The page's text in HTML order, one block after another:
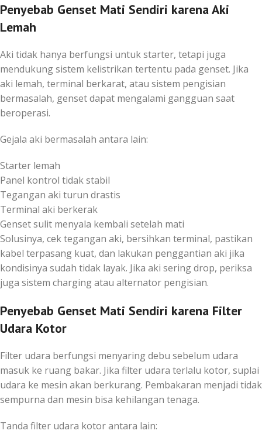
Penyebab Genset Mati Sendiri karena Aki
Lemah
Aki tidak hanya berfungsi untuk starter, tetapi juga
mendukung sistem kelistrikan tertentu pada genset. Jika
aki lemah, terminal berkarat, atau sistem pengisian
bermasalah, genset dapat mengalami gangguan saat
beroperasi.
Gejala aki bermasalah antara lain:
Starter lemah
Panel kontrol tidak stabil
Tegangan aki turun drastis
Terminal aki berkerak
Genset sulit menyala kembali setelah mati
Solusinya, cek tegangan aki, bersihkan terminal, pastikan
kabel terpasang kuat, dan lakukan penggantian aki jika
kondisinya sudah tidak layak. Jika aki sering drop, periksa
juga sistem charging atau alternator pengisian.
Penyebab Genset Mati Sendiri karena Filter
Udara Kotor
Filter udara berfungsi menyaring debu sebelum udara
masuk ke ruang bakar. Jika filter udara terlalu kotor, suplai
udara ke mesin akan berkurang. Pembakaran menjadi tidak
sempurna dan mesin bisa kehilangan tenaga.
Tanda filter udara kotor antara lain: